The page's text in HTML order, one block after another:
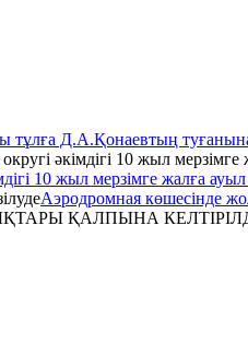
тұлға Д.А.Қонаевтың
10 жыл мерзімге жалға
Аэродромная көшесінде